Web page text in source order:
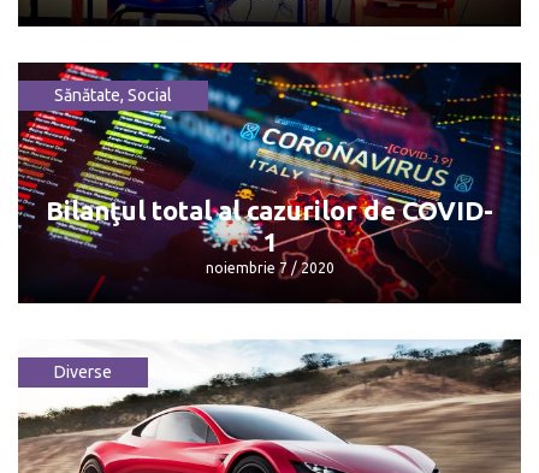
A fost concediată fiindcă a refuzat să
predea online
noiembrie 7 / 2020
Sănătate, Social
Bilanţul total al cazurilor de COVID-
1
noiembrie 7 / 2020
Bilanţul total al cazurilor de COVID-1
noiembrie 7 / 2020
Diverse